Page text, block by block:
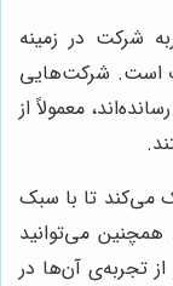
شرکت در زمینه
است. شرکت‌هایی
معمولاً از
می‌کند تا با سبک
می‌توانید
تجربه‌ی آن‌ها در